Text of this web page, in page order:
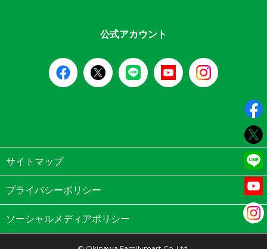
公式アカウント
サイトマップ
プライバシーポリシー
ソーシャルメディアポリシー